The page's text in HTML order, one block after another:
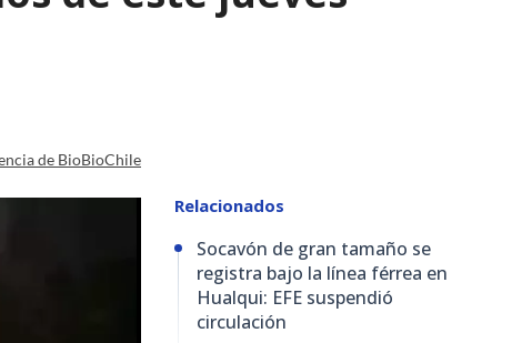
de BioBioChile
Relacionados
Socavón de gran tamaño se
registra bajo la línea férrea en
Hualqui: EFE suspendió
circulación